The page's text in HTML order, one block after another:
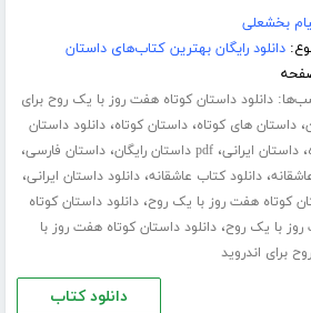
بخشعلی
دانلود رایگان بهترین کتاب‌های داستان
دانلود داستان کوتاه هفت روز با یک روح برای
،داستان های کوتاه،داستان کوتاه،دانلود داستان
،داستان ایرانی،pdf داستان رایگان ،داستان فارسی،
،دانلود کتاب عاشقانه،دانلود داستان ایرانی،
کوتاه هفت روز با یک روح،دانلود داستان کوتاه
با یک روح،دانلود داستان کوتاه هفت روز با
برای اندروید
دانلود کتاب